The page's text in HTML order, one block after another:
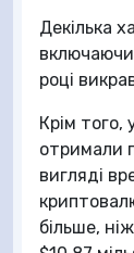
Декілька
році
Крім
отримали
вигляді
більше,